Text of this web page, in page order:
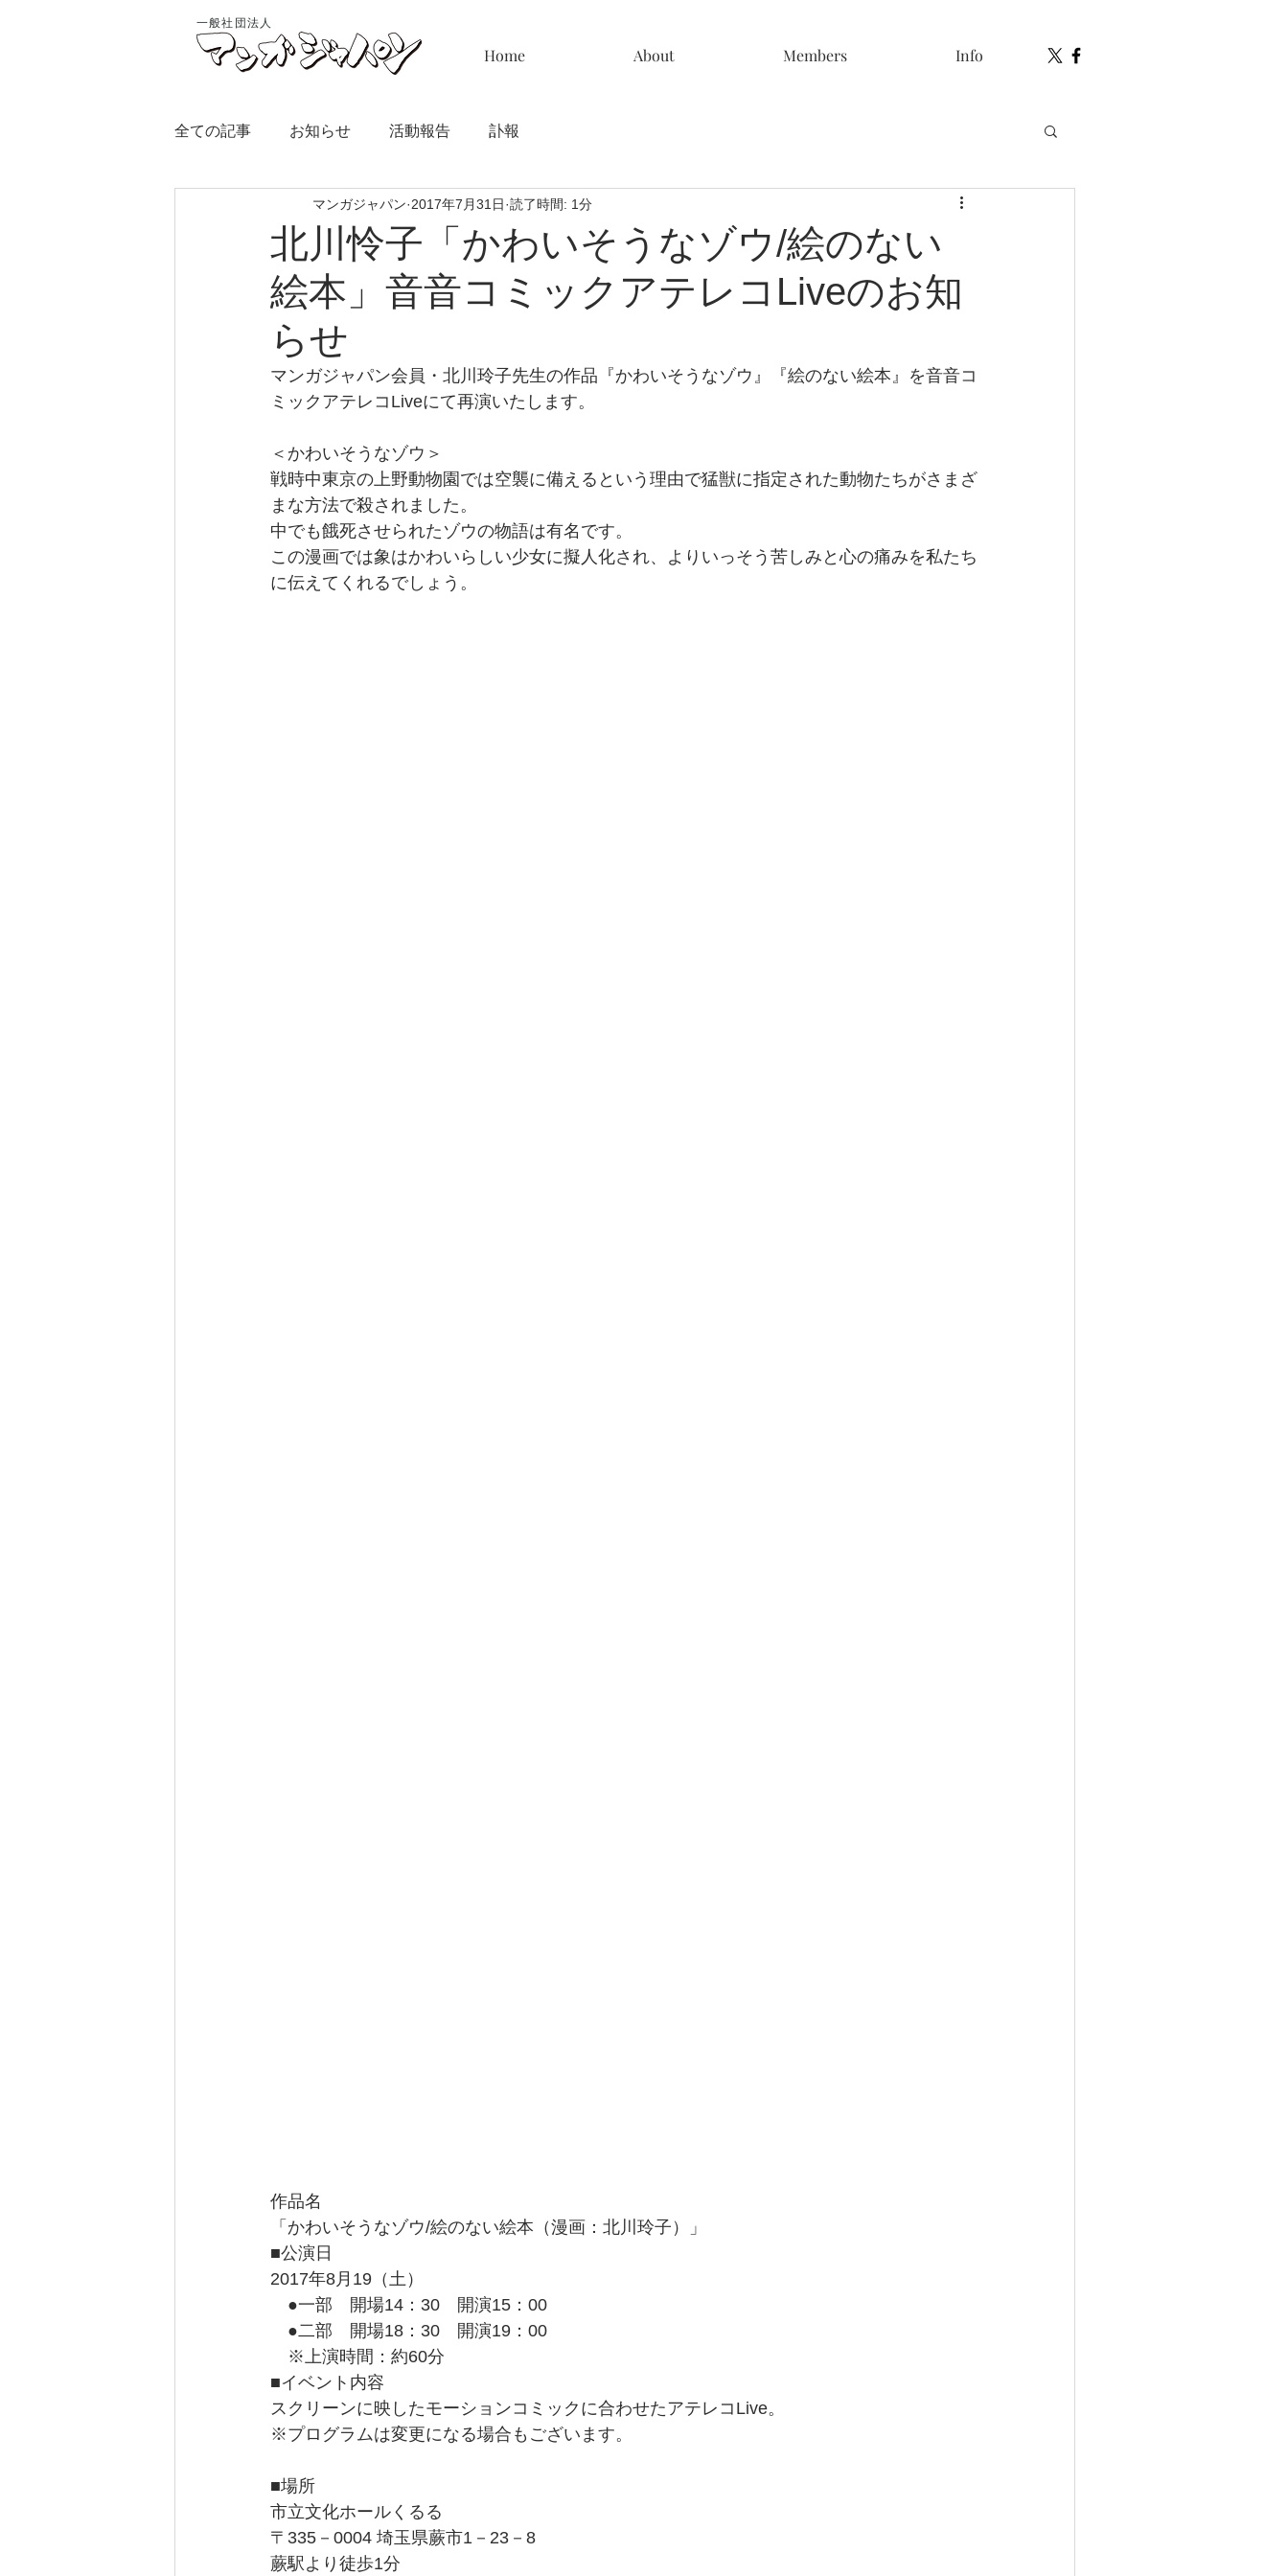
一般社団法人
Home About Members Info
全ての記事 お知らせ 活動報告 訃報
北川怜子「かわいそうなゾウ/絵のない
絵本」音音コミックアテレコLiveのお知
らせ
マンガジャパン 2017年7月31日 読了時間: 1分
マンガジャパン会員・北川玲子先生の作品『かわいそうなゾウ』『絵のない絵本』を音音コ
ミックアテレコLiveにて再演いたします。
＜かわいそうなゾウ＞
戦時中東京の上野動物園では空襲に備えるという理由で猛獣に指定された動物たちがさまざ
まな方法で殺されました。
中でも餓死させられたゾウの物語は有名です。
この漫画では象はかわいらしい少女に擬人化され、よりいっそう苦しみと心の痛みを私たち
に伝えてくれるでしょう。
作品名
「かわいそうなゾウ/絵のない絵本（漫画：北川玲子）」
■公演日
2017年8月19（土）
●一部　開場14：30　開演15：00
●二部　開場18：30　開演19：00
※上演時間：約60分
■イベント内容
スクリーンに映したモーションコミックに合わせたアテレコLive。
※プログラムは変更になる場合もございます。
■場所
市立文化ホールくるる
〒335－0004 埼玉県蕨市1－23－8
蕨駅より徒歩1分